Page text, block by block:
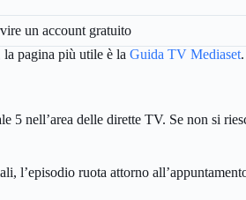
un account gratuito
pagina più utile è la Guida TV Mediaset.
nell’area delle dirette TV. Se non si
l’episodio ruota attorno